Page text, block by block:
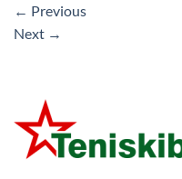
← Previous
Next →